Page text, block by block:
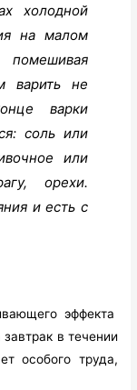
холодной
на малом
варить не
варки
соль или
или
орехи.
и есть с
эффекта
в течении
особого труда,